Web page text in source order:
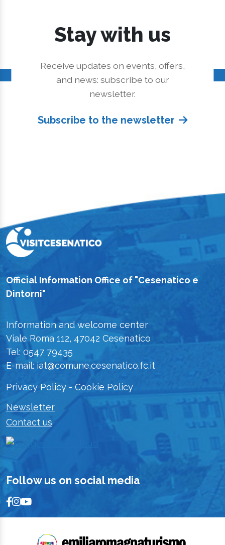
Stay with us
Receive updates on events, offers,
and news: subscribe to our
newsletter.
Subscribe to the newsletter
Official Information Office of "Cesenatico e
Dintorni"
Information and welcome center
Viale Roma 112, 47042 Cesenatico
Tel: 0547 79435
E-mail: iat@comune.cesenatico.fc.it
Privacy Policy - Cookie Policy
Newsletter
Contact us
Follow us on social media